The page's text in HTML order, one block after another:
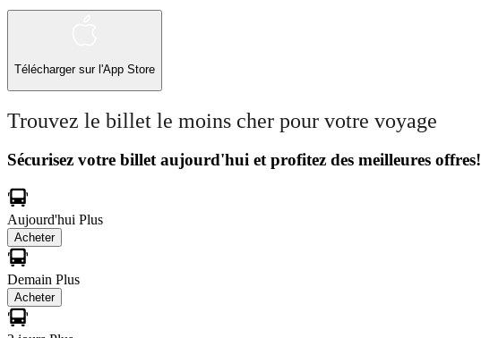
Télécharger sur l'App Store
Trouvez le billet le moins cher pour votre voyage
Sécurisez votre billet aujourd'hui et profitez des meilleures offres!
Aujourd'hui Plus
Acheter
Demain Plus
Acheter